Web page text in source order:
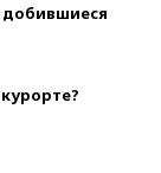
добившиеся